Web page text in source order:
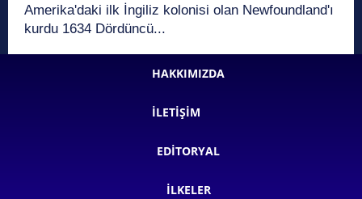
Amerika'daki ilk İngiliz kolonisi olan Newfoundland'ı
kurdu 1634 Dördüncü...
HAKKIMIZDA
İLETIŞIM
EDITORYAL
İLKELER